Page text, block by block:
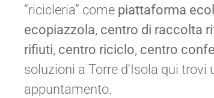
“ricicleria” come piattaforma
ecopiazzola, centro di raccolta
rifiuti, centro riciclo, centro
soluzioni a Torre d'Isola qui trovi
appuntamento.